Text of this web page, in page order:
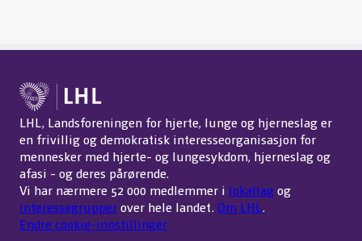
LHL, Landsforeningen for hjerte, lunge og hjerneslag er
en frivillig og demokratisk interesseorganisasjon for
mennesker med hjerte- og lungesykdom, hjerneslag og
afasi - og deres pårørende.
Vi har nærmere 52 000 medlemmer i lokallagog
interessegrupperover hele landet. Om LHL.
Endre cookie-innstillinger